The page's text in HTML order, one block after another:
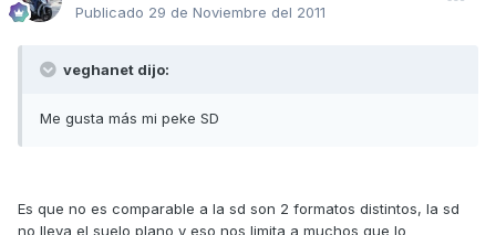
Publicado 29 de Noviembre del 2011
veghanet dijo:
Me gusta más mi peke SD
Es que no es comparable a la sd son 2 formatos distintos, la sd
no lleva el suelo plano y eso nos limita a muchos que lo